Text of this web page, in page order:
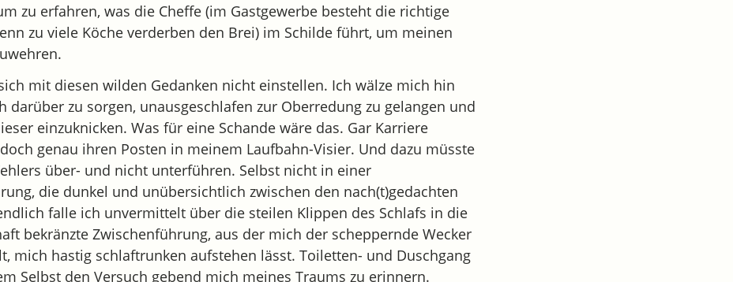
zu erfahren, was die Cheffe (im Gastgewerbe besteht die richtige
zu viele Köche verderben den Brei) im Schilde führt, um meinen
mit diesen wilden Gedanken nicht einstellen. Ich wälze mich hin
darüber zu sorgen, unausgeschlafen zur Oberredung zu gelangen und
einzuknicken. Was für eine Schande wäre das. Gar Karriere
genau ihren Posten in meinem Laufbahn-Visier. Und dazu müsste
über- und nicht unterführen. Selbst nicht in einer
die dunkel und unübersichtlich zwischen den nach(t)gedachten
falle ich unvermittelt über die steilen Klippen des Schlafs in die
bekränzte Zwischenführung, aus der mich der scheppernde Wecker
mich hastig schlaftrunken aufstehen lässt. Toiletten- und Duschgang
Selbst den Versuch gebend mich meines Traums zu erinnern.